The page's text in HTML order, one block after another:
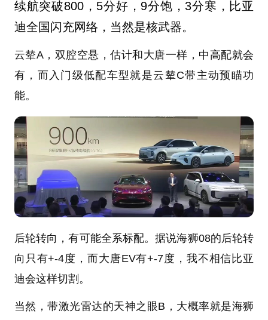
续航突破800， 5分好，9分饱，3分寒，比亚
迪全国闪充网络，当然是核武器。
云辇A，双腔空悬，估计和大唐一样，中高配就会
有，而入门级低配车型就是云辇C带主动预瞄功
能。
后轮转向，有可能全系标配。据说海狮08的后轮转
向只有+-4度，而大唐EV有+-7度，我不相信比亚
迪会这样切割。
当然，带激光雷达的天神之眼B，大概率就是海狮